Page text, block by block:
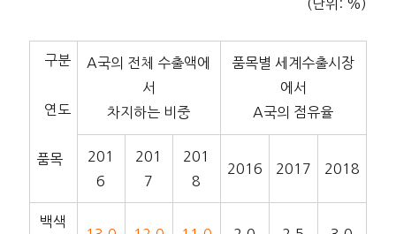
(단위: %)
구분
연도
품목
A국의 전체 수출액에
서
차지하는 비중
품목별 세계수출시장
에서
A국의 점유율
201
6
201
7
201
8
2016 2017 2018
백색